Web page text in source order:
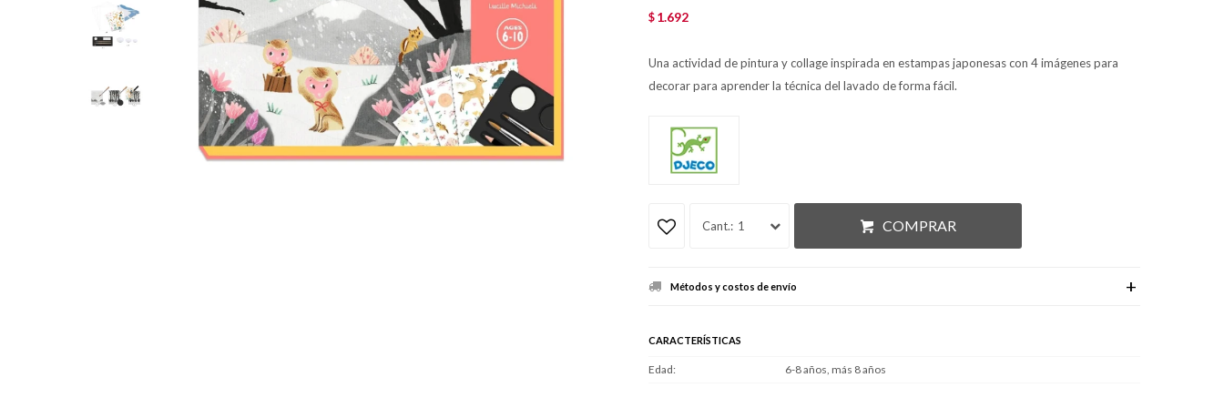
$ 1.692
Una actividad de pintura y collage inspirada en estampas japonesas con 4 imágenes para
decorar para aprender la técnica del lavado de forma fácil.
1 COMPRAR
Métodos y costos de envío
CARACTERÍSTICAS
Edad 6-8 años, más 8 años